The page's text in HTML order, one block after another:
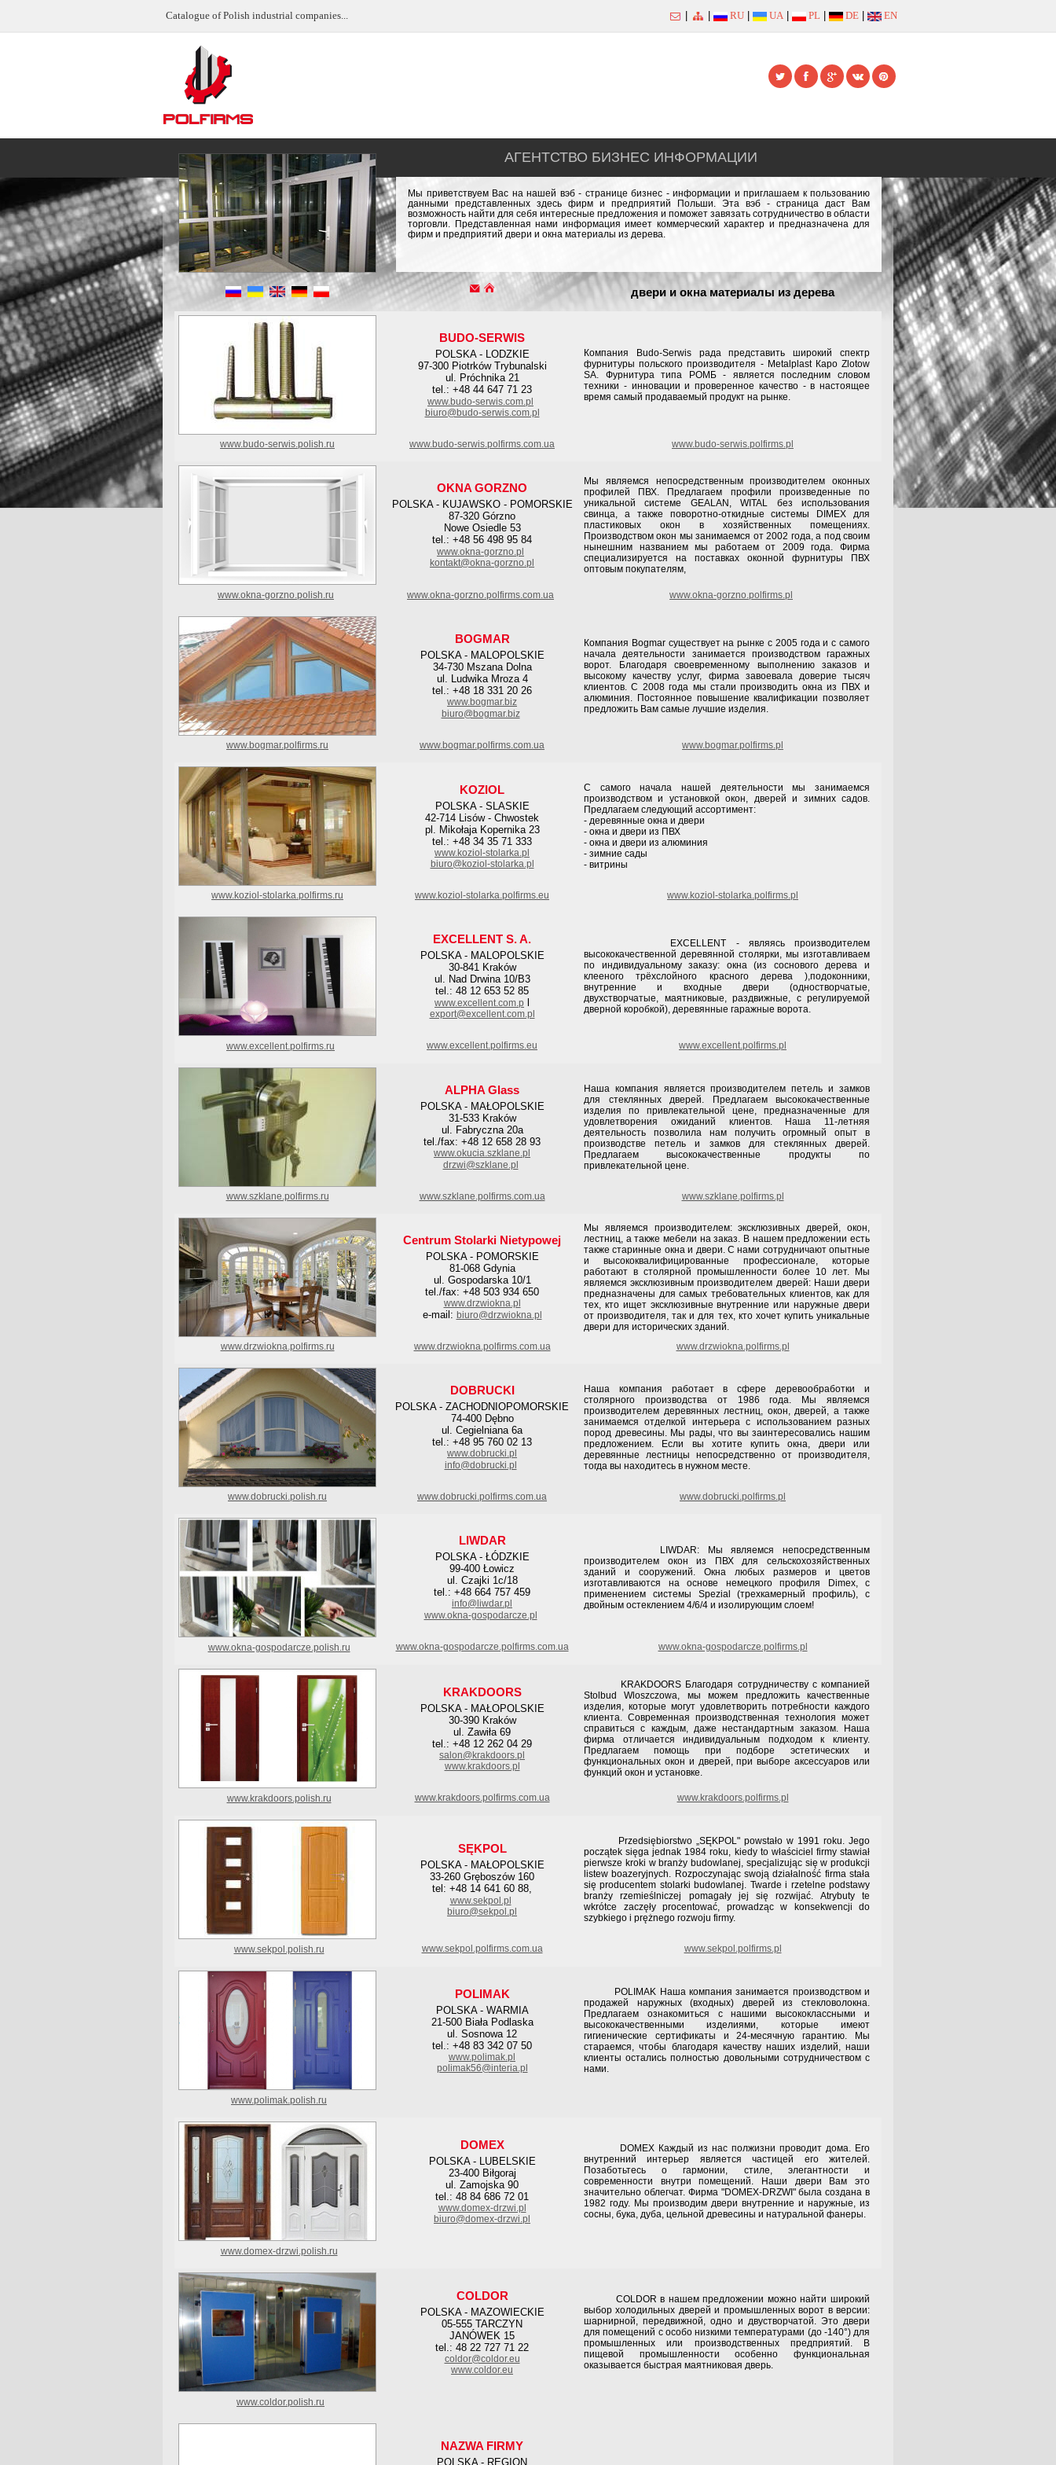
Catalogue of Polish industrial companies... RU UA PL DE EN
АГЕНТСТВО БИЗНЕС ИНФОРМАЦИИ
Мы приветствуем Вас на нашей вэб - странице бизнес - информации и приглашаем к пользованию
данными представленных здесь фирм и предприятий Польши. Эта вэб - страница даст Вам
возможность найти для себя интересные предложения и поможет завязать сотрудничество в области
торговли. Представленная нами информация имеет коммерческий характер и предназначена для
фирм и предприятий двери и окна материалы из дерева.
двери и окна материалы из дерева
BUDO-SERWIS
POLSKA - LODZKIE
97-300 Piotrków Trybunalski
ul. Próchnika 21
tel.: +48 44 647 71 23
www.budo-serwis.com.pl
biuro@budo-serwis.com.pl
Компания Budo-Serwis рада представить широкий спектр
фурнитуры польского производителя - Metalplast Каро Zlotow
SA. Фурнитура типа РОМБ - является последним словом
техники - инновации и проверенное качество - в настоящее
время самый продаваемый продукт на рынке.
www.budo-serwis.polish.ru www.budo-serwis.polfirms.com.ua www.budo-serwis.polfirms.pl
OKNA GORZNO
POLSKA - KUJAWSKO - POMORSKIE
87-320 Górzno
Nowe Osiedle 53
tel.: +48 56 498 95 84
www.okna-gorzno.pl
kontakt@okna-gorzno.pl
Мы являемся непосредственным производителем оконных
профилей ПВХ. Предлагаем профили произведенные по
уникальной системе GEALAN, WITAL без использования
свинца, а также поворотно-откидные системы DIMEX для
пластиковых окон в хозяйственных помещениях.
Производством окон мы занимаемся от 2002 года, а под своим
нынешним названием мы работаем от 2009 года. Фирма
специализируется на поставках оконной фурнитуры ПВХ
оптовым покупателям,
www.okna-gorzno.polish.ru www.okna-gorzno.polfirms.com.ua www.okna-gorzno.polfirms.pl
BOGMAR
POLSKA - MALOPOLSKIE
34-730 Mszana Dolna
ul. Ludwika Mroza 4
tel.: +48 18 331 20 26
www.bogmar.biz
biuro@bogmar.biz
Компания Bogmar существует на рынке с 2005 года и с самого
начала деятельности занимается производством гаражных
ворот. Благодаря своевременному выполнению заказов и
высокому качеству услуг, фирма завоевала доверие тысяч
клиентов. С 2008 года мы стали производить окна из ПВХ и
алюминия. Постоянное повышение квалификации позволяет
предложить Вам самые лучшие изделия.
www.bogmar.polfirms.ru www.bogmar.polfirms.com.ua www.bogmar.polfirms.pl
KOZIOL
POLSKA - SLASKIE
42-714 Lisów - Chwostek
pl. Mikołaja Kopernika 23
tel.: +48 34 35 71 333
www.koziol-stolarka.pl
biuro@koziol-stolarka.pl
С самого начала нашей деятельности мы занимаемся
производством и установкой окон, дверей и зимних садов.
Предлагаем следующий ассортимент:
- деревянные окна и двери
- окна и двери из ПВХ
- окна и двери из алюминия
- зимние сады
- витрины
www.koziol-stolarka.polfirms.ru www.koziol-stolarka.polfirms.eu www.koziol-stolarka.polfirms.pl
EXCELLENT S. A.
POLSKA - MALOPOLSKIE
30-841 Kraków
ul. Nad Drwina 10/B3
tel.: 48 12 653 52 85
www.excellent.com.p
export@excellent.com.pl
EXCELLENT - являясь производителем
высококачественной деревянной столярки, мы изготавливаем
по индивидуальному заказу: окна (из соснового дерева и
клееного трёхслойного красного дерева ),подоконники,
внутренние и входные двери (одностворчатые,
двухстворчатые, маятниковые, раздвижные, с регулируемой
дверной коробкой), деревянные гаражные ворота.
www.excellent.polfirms.ru www.excellent.polfirms.eu www.excellent.polfirms.pl
ALPHA Glass
POLSKA - MAŁOPOLSKIE
31-533 Kraków
ul. Fabryczna 20a
tel./fax: +48 12 658 28 93
www.okucia.szklane.pl
drzwi@szklane.pl
Наша компания является производителем петель и замков
для стеклянных дверей. Предлагаем высококачественные
изделия по привлекательной цене, предназначенные для
удовлетворения ожиданий клиентов. Наша 11-летняя
деятельность позволила нам получить огромный опыт в
производстве петель и замков для стеклянных дверей.
Предлагаем высококачественные продукты по
привлекательной цене.
www.szklane.polfirms.ru www.szklane.polfirms.com.ua www.szklane.polfirms.pl
Centrum Stolarki Nietypowej
POLSKA - POMORSKIE
81-068 Gdynia
ul. Gospodarska 10/1
tel./fax: +48 503 934 650
www.drzwiokna.pl
e-mail: biuro@drzwiokna.pl
Мы являемся производителем: эксклюзивных дверей, окон,
лестниц, а также мебели на заказ. В нашем предложении есть
также старинные окна и двери. С нами сотрудничают опытные
и высококвалифицированные профессионале, которые
работают в столярной промышленности более 10 лет. Мы
являемся эксклюзивным производителем дверей: Наши двери
предназначены для самых требовательных клиентов, как для
тех, кто ищет эксклюзивные внутренние или наружные двери
от производителя, так и для тех, кто хочет купить уникальные
двери для исторических зданий.
www.drzwiokna.polfirms.ru
www.drzwiokna.polfirms.com.ua www.drzwiokna.polfirms.pl
DOBRUCKI
POLSKA - ZACHODNIOPOMORSKIE
74-400 Dębno
ul. Cegielniana 6a
tel.: +48 95 760 02 13
www.dobrucki.pl
info@dobrucki.pl
Наша компания работает в сфере деревообработки и
столярного производства от 1986 года. Мы являемся
производителем деревянных лестниц, окон, дверей, а также
занимаемся отделкой интерьера с использованием разных
пород древесины. Мы рады, что вы заинтересовались нашим
предложением. Если вы хотите купить окна, двери или
деревянные лестницы непосредственно от производителя,
тогда вы находитесь в нужном месте.
www.dobrucki.polish.ru www.dobrucki.polfirms.com.ua www.dobrucki.polfirms.pl
LIWDAR
POLSKA - ŁÓDZKIE
99-400 Łowicz
ul. Czajki 1c/18
tel.: +48 664 757 459
info@liwdar.pl
www.okna-gospodarcze.pl
LIWDAR: Мы являемся непосредственным
производителем окон из ПВХ для сельскохозяйственных
зданий и сооружений. Окна любых размеров и цветов
изготавливаются на основе немецкого профиля Dimex, с
применением системы Spezial (трехкамерный профиль), с
двойным остеклением 4/6/4 и изолирующим слоем!
www.okna-gospodarcze.polish.ru www.okna-gospodarcze.polfirms.com.ua www.okna-gospodarcze.polfirms.pl
KRAKDOORS
POLSKA - MAŁOPOLSKIE
30-390 Kraków
ul. Zawiła 69
tel.: +48 12 262 04 29
salon@krakdoors.pl
www.krakdoors.pl
KRAKDOORS Благодаря сотрудничеству с компанией
Stolbud Wloszczowa, мы можем предложить качественные
изделия, которые могут удовлетворить потребности каждого
клиента. Современная производственная технология может
справиться с каждым, даже нестандартным заказом. Наша
фирма отличается индивидуальным подходом к клиенту.
Предлагаем помощь при подборе эстетических и
функциональных окон и дверей, при выборе аксессуаров или
функций окон и установке.
www.krakdoors.polish.ru www.krakdoors.polfirms.com.ua www.krakdoors.polfirms.pl
SĘKPOL
POLSKA - MAŁOPOLSKIE
33-260 Gręboszów 160
tel: +48 14 641 60 88,
www.sekpol.pl
biuro@sekpol.pl
Przedsiębiorstwo „SĘKPOL" powstało w 1991 roku. Jego
początek sięga jednak 1984 roku, kiedy to właściciel firmy stawiał
pierwsze kroki w branży budowlanej, specjalizując się w produkcji
listew boazeryjnych. Rozpoczynając swoją działalność firma stała
się producentem stolarki budowlanej. Twarde i rzetelne podstawy
branży rzemieślniczej pomagały jej się rozwijać. Atrybuty te
wkrótce zaczęły procentować, prowadząc w konsekwencji do
szybkiego i prężnego rozwoju firmy.
www.sekpol.polish.ru www.sekpol.polfirms.com.ua www.sekpol.polfirms.pl
POLIMAK
POLSKA - WARMIA
21-500 Biała Podlaska
ul. Sosnowa 12
tel.: +48 83 342 07 50
www.polimak.pl
polimak56@interia.pl
POLIMAK Наша компания занимается производством и
продажей наружных (входных) дверей из стекловолокна.
Предлагаем ознакомиться с нашими высококлассными и
высококачественными изделиями, которые имеют
гигиенические сертификаты и 24-месячную гарантию. Мы
стараемся, чтобы благодаря качеству наших изделий, наши
клиенты остались полностью довольными сотрудничеством с
нами.
www.polimak.polish.ru
DOMEX
POLSKA - LUBELSKIE
23-400 Biłgoraj
ul. Zamojska 90
tel.: 48 84 686 72 01
www.domex-drzwi.pl
biuro@domex-drzwi.pl
DOMEX Каждый из нас полжизни проводит дома. Его
внутренний интерьер является частицей его жителей.
Позаботьтесь о гармонии, стиле, элегантности и
современности внутри помещений. Наши двери Вам это
значительно облегчат. Фирма "DOMEX-DRZWI" была создана в
1982 году. Мы производим двери внутренние и наружные, из
сосны, бука, дуба, цельной древесины и натуральной фанеры.
www.domex-drzwi.polish.ru
COLDOR
POLSKA - MAZOWIECKIE
05-555 TARCZYN
JANÓWEK 15
tel.: 48 22 727 71 22
coldor@coldor.eu
www.coldor.eu
COLDOR в нашем предложении можно найти широкий
выбор холодильных дверей и промышленных ворот в версии:
шарнирной, передвижной, одно и двустворчатой. Это двери
для помещений с особо низкими температурами (до -140°) для
промышленных или производственных предприятий. В
пищевой промышленности особенно функциональная
оказывается быстрая маятниковая дверь.
www.coldor.polish.ru
NAZWA FIRMY
POLSKA - REGION